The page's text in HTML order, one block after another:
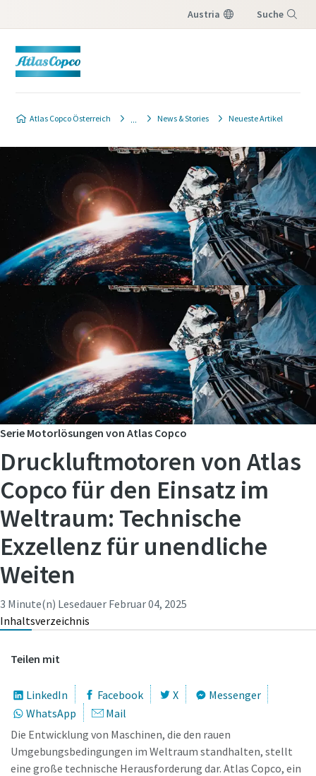
Austria Suche
Atlas Copco Österreich News & Stories Neueste Artikel
Werkzeugprüfung?
Sichern Sie Ihre Qualität und reduzieren Sie Fehler durch
Werkzeugkalibrierung und akkreditierte
Qualitätssicherungskalibrierung.​
Serie Motorlösungen von Atlas Copco
Druckluftmotoren von Atlas
Copco für den Einsatz im
Weltraum: Technische
Exzellenz für unendliche
Weiten
3 Minute(n) Lesedauer Februar 04, 2025
Inhaltsverzeichnis
Teilen mit
LinkedIn Facebook X
Messenger
WhatsApp
Mail
Die Entwicklung von Maschinen, die den rauen
Umgebungsbedingungen im Weltraum standhalten, stellt
eine große technische Herausforderung dar. Atlas Copco, ein